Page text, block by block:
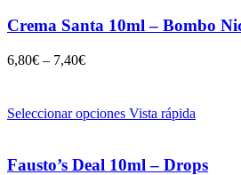
Crema Santa 10ml – Bombo
6,80€ – 7,40€
Seleccionar opciones Vista rápida
Fausto’s Deal 10ml – Drops